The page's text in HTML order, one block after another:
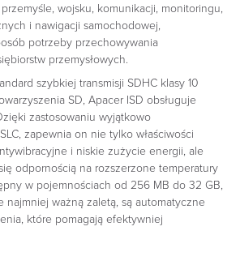
wojsku, komunikacji, monitoringu,
i nawigacji samochodowej,
potrzeby przechowywania
przemysłowych.
szybkiej transmisji SDHC klasy 10
SD, Apacer ISD obsługuje
zastosowaniu wyjątkowo
zapewnia on nie tylko właściwości
i niskie zużycie energii, ale
odpornością na rozszerzone temperatury
w pojemnościach od 256 MB do 32 GB,
najmniej ważną zaletą, są automatyczne
które pomagają efektywniej